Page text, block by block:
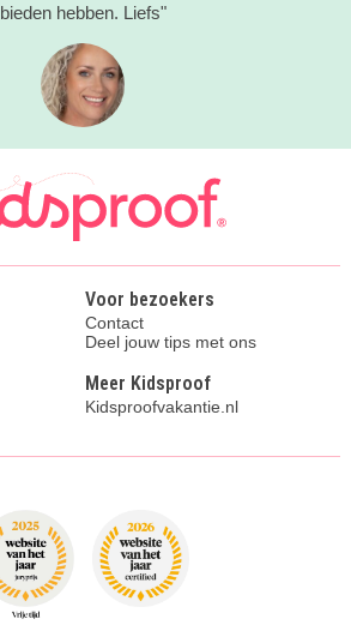
bieden hebben. Liefs"
Voor bezoekers
Contact
Deel jouw tips met ons
Meer Kidsproof
Kidsproofvakantie.nl